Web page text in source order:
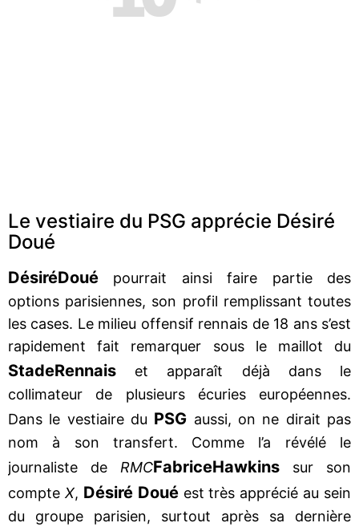
Le vestiaire du PSG apprécie Désiré
Doué
DésiréDoué pourrait ainsi faire partie des
options parisiennes, son profil remplissant toutes
les cases. Le milieu offensif rennais de 18 ans s’est
rapidement fait remarquer sous le maillot du
StadeRennais et apparaît déjà dans le
collimateur de plusieurs écuries européennes.
Dans le vestiaire du PSG aussi, on ne dirait pas
nom à son transfert. Comme l’a révélé le
journaliste de RMCFabriceHawkins sur son
compte X, Désiré Douéest très apprécié au sein
du groupe parisien, surtout après sa dernière